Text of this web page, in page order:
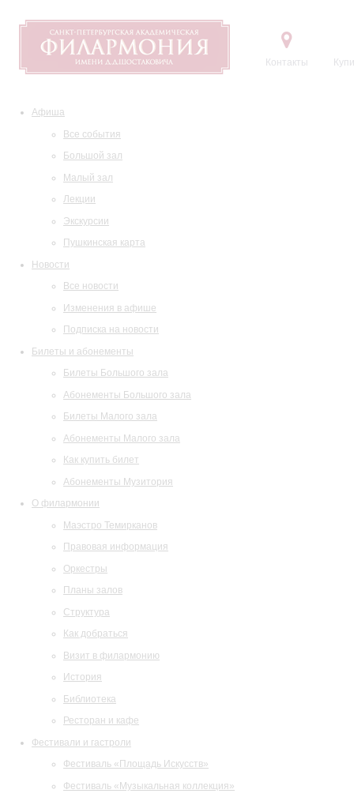
Контакты
Афиша
Все события
Большой зал
Малый зал
Лекции
Экскурсии
Пушкинская карта
Новости
Все новости
Изменения в афише
Подписка на новости
Билеты и абонементы
Билеты Большого зала
Абонементы Большого зала
Билеты Малого зала
Абонементы Малого зала
Как купить билет
Абонементы Музитория
О филармонии
Маэстро Темирканов
Правовая информация
Оркестры
Планы залов
Структура
Как добраться
Визит в филармонию
История
Библиотека
Ресторан и кафе
Фестивали и гастроли
Фестиваль «Площадь Искусств»
Фестиваль «Музыкальная коллекция»